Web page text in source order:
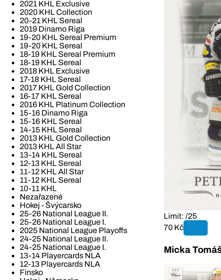
2021 KHL Exclusive
2020 KHL Collection
20-21 KHL Sereal
2019 Dinamo Riga
19-20 KHL Sereal Premium
19-20 KHL Sereal
18-19 KHL Sereal Premium
18-19 KHL Sereal
2018 KHL Exclusive
17-18 KHL Sereal
2017 KHL Gold Collection
16-17 KHL Sereal
2016 KHL Platinum Collection
15-16 Dinamo Riga
15-16 KHL Sereal
14-15 KHL Sereal
2013 KHL Gold Collection
2013 KHL All Star
13-14 KHL Sereal
12-13 KHL Sereal
11-12 KHL All Star
11-12 KHL Sereal
10-11 KHL
Nezařazené
Hokej - Švýcarsko
25-26 National League II.
25-26 National League I.
2025 National League Playoffs
24-25 National League II.
24-25 National League I.
13-14 Playercards NLA
12-13 Playercards NLA
Finsko
Limit: /25
70 Kč
Micka